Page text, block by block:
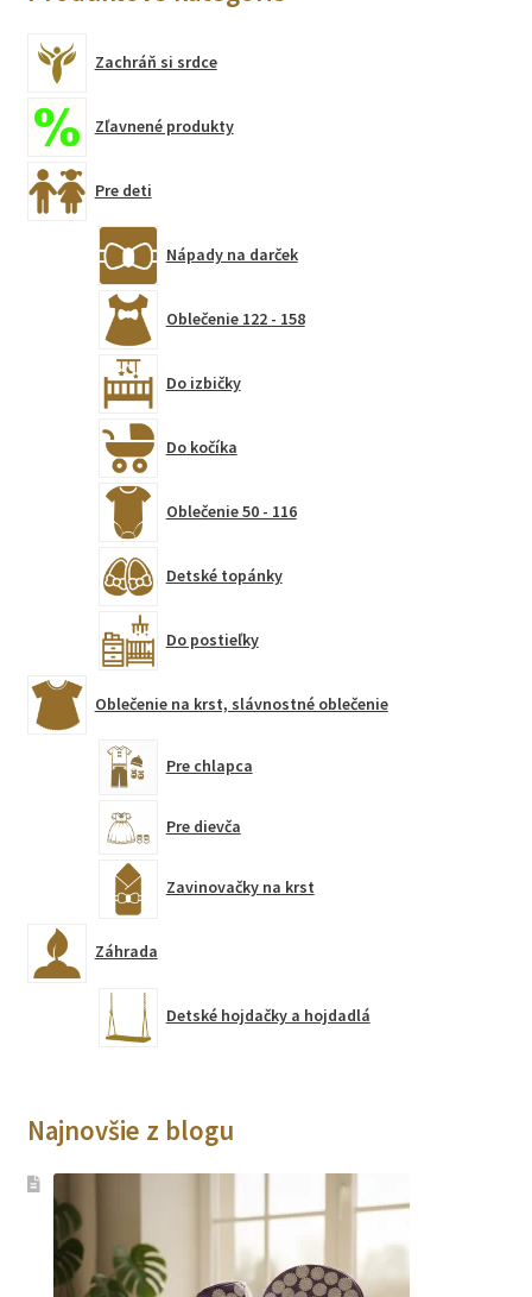
Zachráň si srdce
Zľavnené produkty
Pre deti
Nápady na darček
Oblečenie 122 - 158
Do izbičky
Do kočíka
Oblečenie 50 - 116
Detské topánky
Do postieľky
Oblečenie na krst, slávnostné oblečenie
Pre chlapca
Pre dievča
Zavinovačky na krst
Záhrada
Detské hojdačky a hojdadlá
Najnovšie z blogu